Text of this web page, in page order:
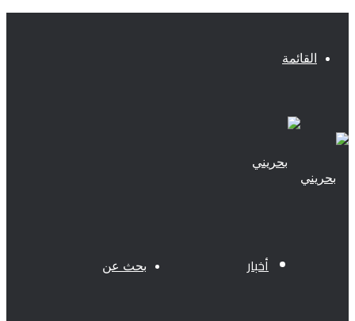
القائمة
أخبار بحث عن